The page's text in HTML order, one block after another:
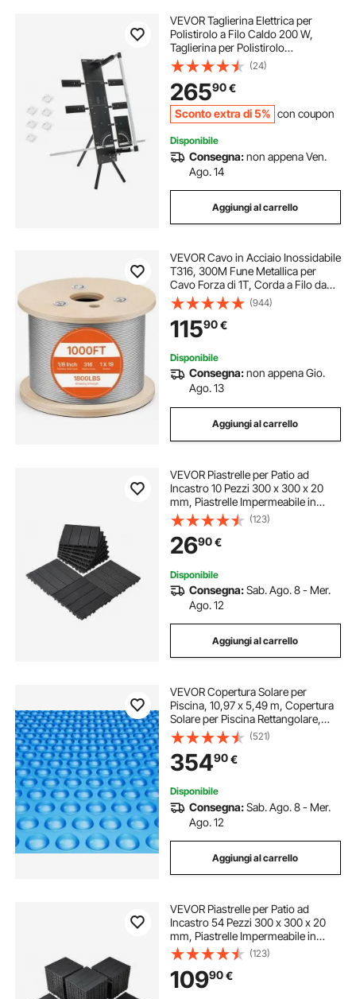
VEVOR Taglierina Elettrica per
Polistirolo a Filo Caldo 200 W,
Taglierina per Polistirolo
Autoportante, con 6 Fili Riscaldanti
in Nichel-Cromo, Lunghezza di
Taglio max. 1150 mm
(24)
26590€
Sconto extra di 5% con coupon
Disponibile
Consegna:non appena Ven.
Ago. 14
Aggiungi al carrello
VEVOR Cavo in Acciaio Inossidabile
T316, 300M Fune Metallica per
Cavo Forza di 1T, Corda a Filo da
1x19 Costruzione per Sartiame,
Sollevamento, Spinta, Trazione e
Trasporto in Energia e Industria
(944)
11590€
Disponibile
Consegna:non appena Gio.
Ago. 13
Aggiungi al carrello
VEVOR Piastrelle per Patio ad
Incastro 10 Pezzi 300 x 300 x 20
mm, Piastrelle Impermeabile in
Plastica, Piastrelle per Tutte Le
Condizioni Atmosferiche, per
Portico Piscina Cortile, Grigio Scuro
(123)
2690€
Disponibile
Consegna:Sab. Ago. 8 - Mer.
Ago. 12
Aggiungi al carrello
VEVOR Copertura Solare per
Piscina, 10,97 x 5,49 m, Copertura
Solare per Piscina Rettangolare,
Spessore 0,4 mm, Protezione per
Piscina per Piscina Interrata Fuori
Terra, per Riscaldamento Acqua,
Blu
(521)
35490€
Disponibile
Consegna:Sab. Ago. 8 - Mer.
Ago. 12
Aggiungi al carrello
VEVOR Piastrelle per Patio ad
Incastro 54 Pezzi 300 x 300 x 20
mm, Piastrelle Impermeabile in
Plastica, Piastrelle per Tutte Le
Condizioni Atmosferiche, per
Portico Piscina Cortile, Grigio Scuro
(123)
10990€